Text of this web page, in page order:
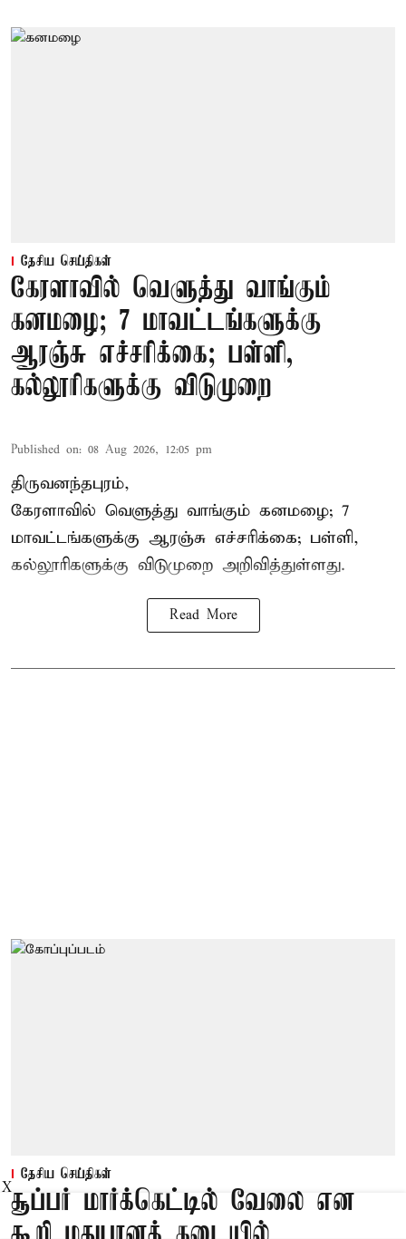
தேசிய செய்திகள்
கேரளாவில் வெளுத்து வாங்கும்
கனமழை; 7 மாவட்டங்களுக்கு
ஆரஞ்சு எச்சரிக்கை; பள்ளி,
கல்லூரிகளுக்கு விடுமுறை
Published on: 08 Aug 2026, 12:05 pm
திருவனந்தபுரம்,
கேரளாவில் வெளுத்து வாங்கும் கனமழை; 7
மாவட்டங்களுக்கு ஆரஞ்சு எச்சரிக்கை; பள்ளி,
கல்லூரிகளுக்கு விடுமுறை அறிவித்துள்ளது.
Read More
தேசிய செய்திகள்
சூப்பர் மார்க்கெட்டில் வேலை என
X